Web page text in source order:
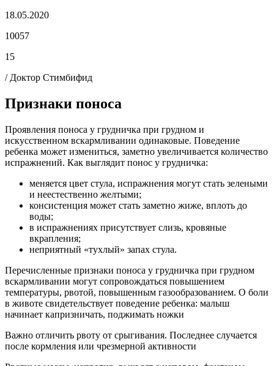
18.05.2020
10057
15
/ Доктор Стимбифид
Признаки поноса
Проявления поноса у грудничка при грудном и
искусственном вскармливании одинаковые. Поведение
ребенка может измениться, заметно увеличивается количество
испражнений. Как выглядит понос у грудничка:
меняется цвет стула, испражнения могут стать зелеными
и неестественно желтыми;
консистенция может стать заметно жиже, вплоть до
воды;
в испражнениях присутствует слизь, кровяные
вкрапления;
неприятный «тухлый» запах стула.
Перечисленные признаки поноса у грудничка при грудном
вскармливании могут сопровождаться повышением
температуры, рвотой, повышенным газообразованием. О боли
в животе свидетельствует поведение ребенка: малыш
начинает капризничать, поджимать ножки
Важно отличить рвоту от срыгивания. Последнее случается
после кормления или чрезмерной активности